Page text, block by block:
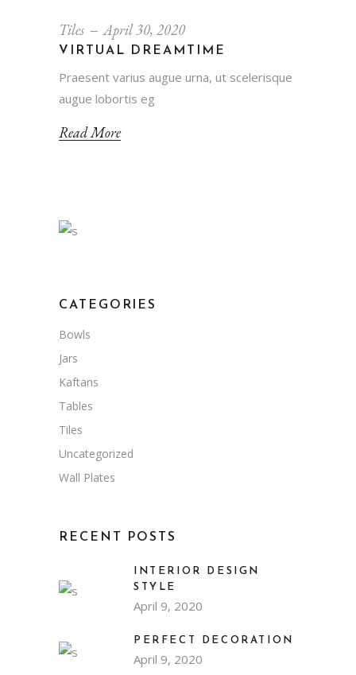
Tiles April 30, 2020
VIRTUAL DREAMTIME
Praesent varius augue urna, ut scelerisque
augue lobortis eg
Read More
CATEGORIES
Bowls
Jars
Kaftans
Tables
Tiles
Uncategorized
Wall Plates
RECENT POSTS
INTERIOR DESIGN
STYLE
April 9, 2020
PERFECT DECORATION
April 9, 2020